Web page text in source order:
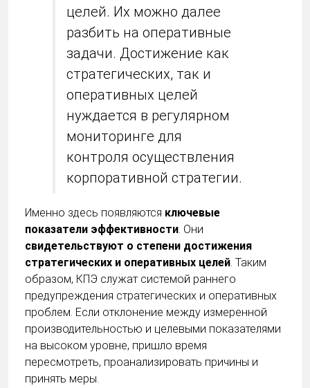
целей. Их можно далее
разбить на оперативные
задачи. Достижение как
стратегических, так и
оперативных целей
нуждается в регулярном
мониторинге для
контроля осуществления
корпоративной стратегии.
Именно здесь появляются ключевые
показатели эффективности . Они
свидетельствуют о степени достижения
стратегических и оперативных целей . Таким
образом, КПЭ служат системой раннего
предупреждения стратегических и оперативных
проблем. Если отклонение между измеренной
производительностью и целевыми показателями
на высоком уровне, пришло время
пересмотреть, проанализировать причины и
принять меры.